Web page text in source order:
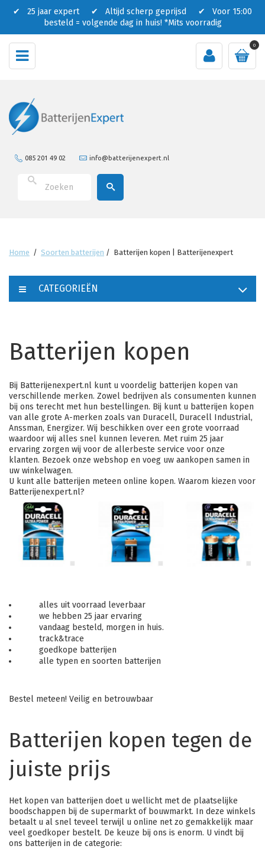
✔ 25 jaar expert ✔ Altijd scherp geprijsd ✔ Voor 15:00
besteld = volgende dag in huis! *Mits voorradig
0
085 201 49 02 info@batterijenexpert.nl
Home / Soorten batterijen / Batterijen kopen | Batterijenexpert
CATEGORIEËN
Batterijen kopen
Bij Batterijenexpert.nl kunt u voordelig batterijen kopen van
verschillende merken. Zowel bedrijven als consumenten kunnen
bij ons terecht met hun bestellingen. Bij kunt u batterijen kopen
van alle grote A-merken zoals van Duracell, Duracell Industrial,
Anssman, Energizer. Wij beschikken over een grote voorraad
waardoor wij alles snel kunnen leveren. Met ruim 25 jaar
ervaring zorgen wij voor de allerbeste service voor onze
klanten. Bezoek onze webshop en voeg uw aankopen samen in
uw winkelwagen.
U kunt alle batterijen meteen online kopen. Waarom kiezen voor
Batterijenexpert.nl?
alles uit voorraad leverbaar
we hebben 25 jaar ervaring
vandaag besteld, morgen in huis.
track&trace
goedkope batterijen
alle typen en soorten batterijen
Bestel meteen! Veilig en betrouwbaar
Batterijen kopen tegen de
juiste prijs
Het kopen van batterijen doet u wellicht met de plaatselijke
boodschappen bij de supermarkt of bouwmarkt. In deze winkels
betaalt u al snel teveel terwijl u online net zo gemakkelijk maar
veel goedkoper bestelt. De keuze bij ons is enorm. U vindt bij
ons batterijen in de categorie: